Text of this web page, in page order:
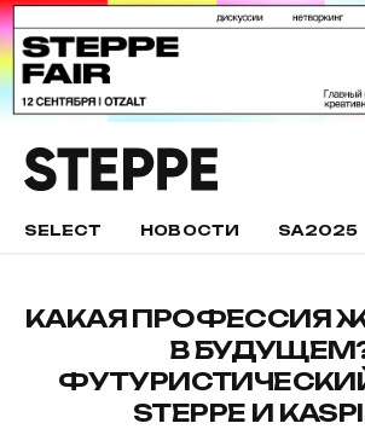
SELECT НОВОСТИ SA2025
КАКАЯ ПРОФЕССИЯ
В
STEPPE И